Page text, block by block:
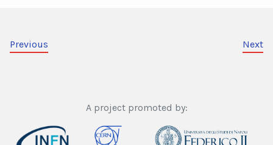
Previous Next
A project promoted by: